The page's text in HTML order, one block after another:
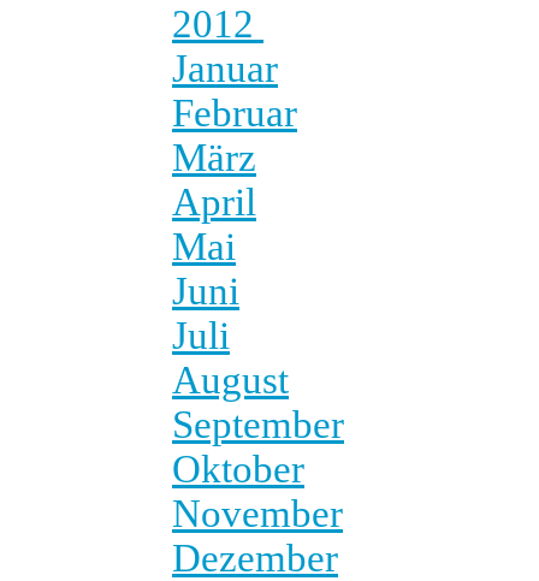
2012
Januar
Februar
März
April
Mai
Juni
Juli
August
September
Oktober
November
Dezember